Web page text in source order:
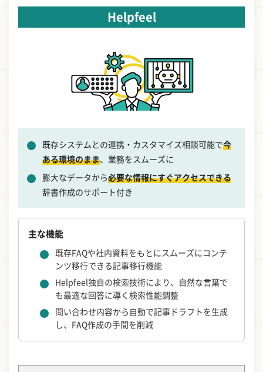
Helpfeel
既存システムとの連携・カスタマイズ相談可能で今
ある環境のまま、業務をスムーズに
膨大なデータから必要な情報にすぐアクセスできる
辞書作成のサポート付き
主な機能
既存FAQや社内資料をもとにスムーズにコンテ
ンツ移行できる記事移行機能
Helpfeel独自の検索技術により、自然な言葉で
も最適な回答に導く検索性能調整
問い合わせ内容から自動で記事ドラフトを生成
し、FAQ作成の手間を削減